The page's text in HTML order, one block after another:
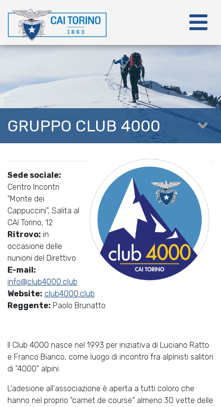
GRUPPO CLUB 4000
Sede sociale:
Centro Incontri
"Monte dei
Cappuccini", Salita al
CAI Torino, 12
Ritrovo: in
occasione delle
riunioni del Direttivo
E-mail:
info@club4000.club
Website: club4000.club
Reggente: Paolo Brunatto
Il Club 4000 nasce nel 1993 per iniziativa di Luciano Ratto
e Franco Bianco, come luogo di incontro fra alpinisti salitori
di "4000" alpini.
L'adesione all'associazione è aperta a tutti coloro che
hanno nel proprio "carnet de course" almeno 30 vette delle